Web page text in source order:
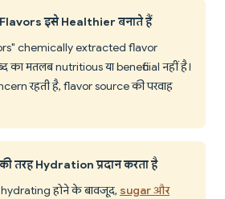
इसे Healthier बनाते हैं
chemically extracted flavor
का मतलब nutritious या beneficial नहीं है।
रहती है, flavor source की परवाह
की तरह Hydration प्रदान करता है
होने के बावजूद, sugar और